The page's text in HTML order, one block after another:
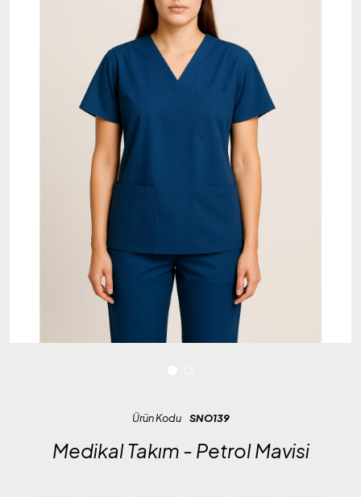
Ürün Kodu SNO139
Medikal Takım - Petrol Mavisi